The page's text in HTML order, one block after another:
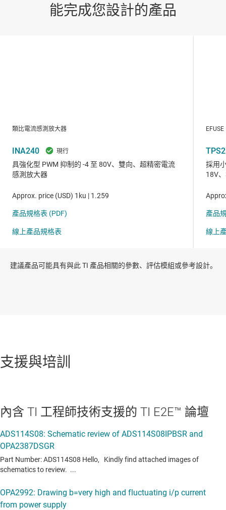
建議產品可能具有與此 TI 產品相關的參數、評估模組或參考設計。
支援與培訓
內含 TI 工程師技術支援的 TI E2E™ 論壇